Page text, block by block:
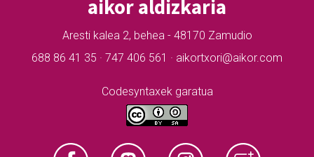
aikor aldizkaria
Aresti kalea 2, behea - 48170 Zamudio
688 86 41 35 · 747 406 561 · aikortxori@aikor.com
Codesyntaxek garatua